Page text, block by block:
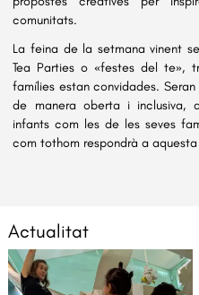
comunitats.
La feina de la setmana vinent
Tea Parties o «festes del te»,
famílies estan convidades.
de manera oberta i inclusiva,
infants com les de les seves
com tothom respondrà a
Actualitat